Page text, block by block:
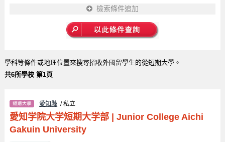
檢索條件追加
學科等條件或地理位置來搜尋招收外國留學生的從短期大學。
共6所學校 第1頁
愛知縣 / 私立
愛知学院大学短期大学部| Junior College Aichi
Gakuin University